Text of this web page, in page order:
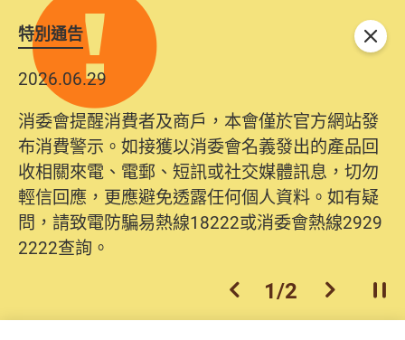
特別通告
2026.06.29
消委會提醒消費者及商戶，本會僅於官方網站發
布消費警示。如接獲以消委會名義發出的產品回
收相關來電、電郵、短訊或社交媒體訊息，切勿
輕信回應，更應避免透露任何個人資料。如有疑
問，請致電防騙易熱線18222或消委會熱線2929
2222查詢。
上一個
1/2 下一個開
關閉